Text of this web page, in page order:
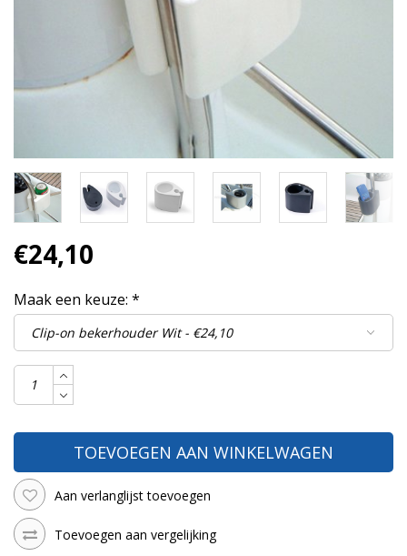
€24,10
Maak een keuze: *
TOEVOEGEN AAN WINKELWAGEN
Aan verlanglijst toevoegen
Toevoegen aan vergelijking